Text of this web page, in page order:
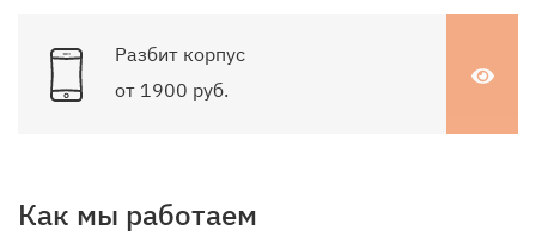
Разбит корпус
от 1900 руб.
Как мы работаем